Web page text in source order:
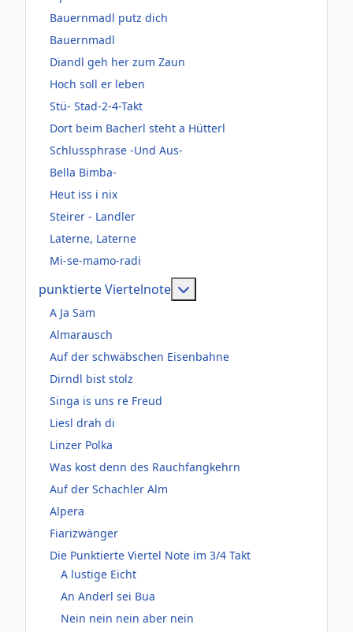
Bauernmadl putz dich
Bauernmadl
Diandl geh her zum Zaun
Hoch soll er leben
Stü- Stad-2-4-Takt
Dort beim Bacherl steht a Hütterl
Schlussphrase -Und Aus-
Bella Bimba-
Heut iss i nix
Steirer - Landler
Laterne, Laterne
Mi-se-mamo-radi
punktierte Viertelnote
A Ja Sam
Almarausch
Auf der schwäbschen Eisenbahne
Dirndl bist stolz
Singa is uns re Freud
Liesl drah di
Linzer Polka
Was kost denn des Rauchfangkehrn
Auf der Schachler Alm
Alpera
Fiarizwänger
Die Punktierte Viertel Note im 3/4 Takt
A lustige Eicht
An Anderl sei Bua
Nein nein nein aber nein